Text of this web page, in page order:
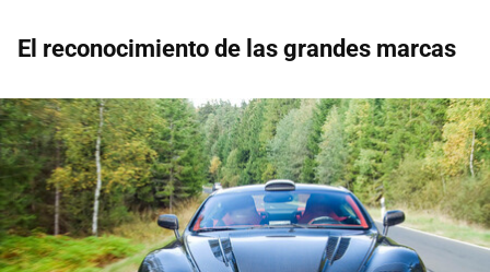
El reconocimiento de las grandes marcas